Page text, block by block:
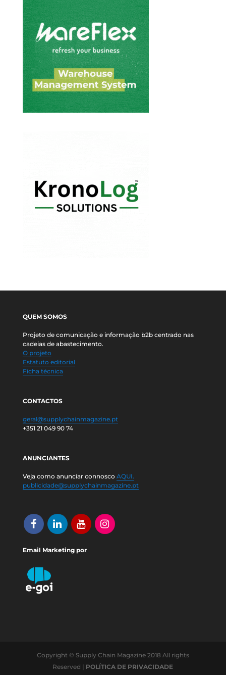
QUEM SOMOS
Projeto de comunicação e informação b2b centrado nas
cadeias de abastecimento.
O projeto
Estatuto editorial
Ficha técnica
CONTACTOS
geral@supplychainmagazine.pt
+351 21 049 90 74
ANUNCIANTES
Veja como anunciar connosco AQUI.
publicidade@supplychainmagazine.pt
Email Marketing por
Copyright © Supply Chain Magazine 2018 All rights
Reserved | POLÍTICA DE PRIVACIDADE